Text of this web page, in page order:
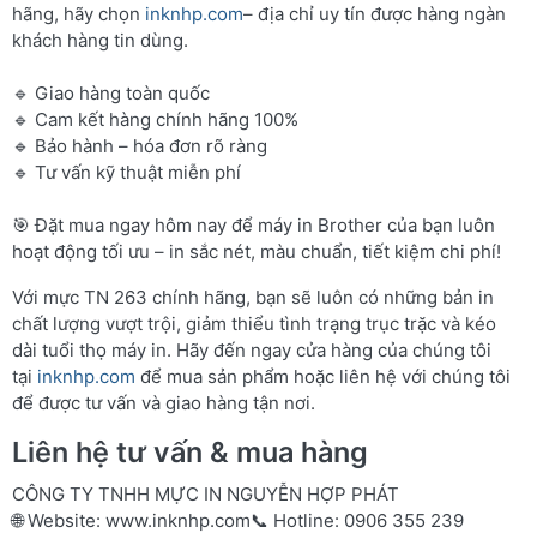
hãng, hãy chọn inknhp.com– địa chỉ uy tín được hàng ngàn
khách hàng tin dùng.
🔹 Giao hàng toàn quốc
🔹 Cam kết hàng chính hãng 100%
🔹 Bảo hành – hóa đơn rõ ràng
🔹 Tư vấn kỹ thuật miễn phí
🎯 Đặt mua ngay hôm nay để máy in Brother của bạn luôn
hoạt động tối ưu – in sắc nét, màu chuẩn, tiết kiệm chi phí!
Với mực TN 263 chính hãng, bạn sẽ luôn có những bản in
chất lượng vượt trội, giảm thiểu tình trạng trục trặc và kéo
dài tuổi thọ máy in. Hãy đến ngay cửa hàng của chúng tôi
tại inknhp.com để mua sản phẩm hoặc liên hệ với chúng tôi
để được tư vấn và giao hàng tận nơi.
Liên hệ tư vấn & mua hàng
CÔNG TY TNHH MỰC IN NGUYỄN HỢP PHÁT
🌐 Website: www.inknhp.com📞 Hotline: 0906 355 239